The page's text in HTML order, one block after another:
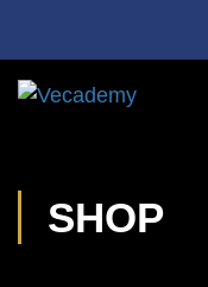
SHOP